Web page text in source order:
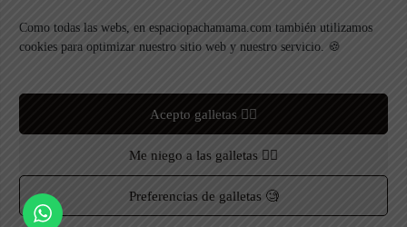
Como todas las webs, en espaciopachamama.com también utilizamos
cookies para optimizar nuestro sitio web y nuestro servicio. 🍪
Acepto galletas 👍🏼
Me niego a las galletas 👎🏼
Preferencias de galletas 🧐
info@espaciopachamama.com
Tu impulso natural para el desarrollo de proyectos
empresariales y asociativos relacionados con el
deporte, la naturaleza y la cultura. Centro
Bar-cafetería con mucha cerveza fresca.
Desde la pequeña ciudad de Cuenca, con una